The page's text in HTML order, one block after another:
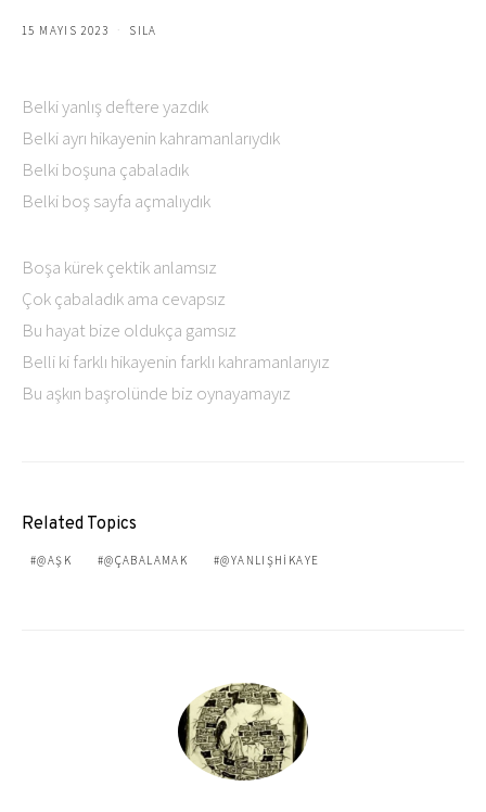
15 MAYIS 2023 SILA
Belki yanlış deftere yazdık
Belki ayrı hikayenin kahramanlarıydık
Belki boşuna çabaladık
Belki boş sayfa açmalıydık
Boşa kürek çektik anlamsız
Çok çabaladık ama cevapsız
Bu hayat bize oldukça gamsız
Belli ki farklı hikayenin farklı kahramanlarıyız
Bu aşkın başrolünde biz oynayamayız
Related Topics
@AŞK @ÇABALAMAK @YANLIŞHIKAYE